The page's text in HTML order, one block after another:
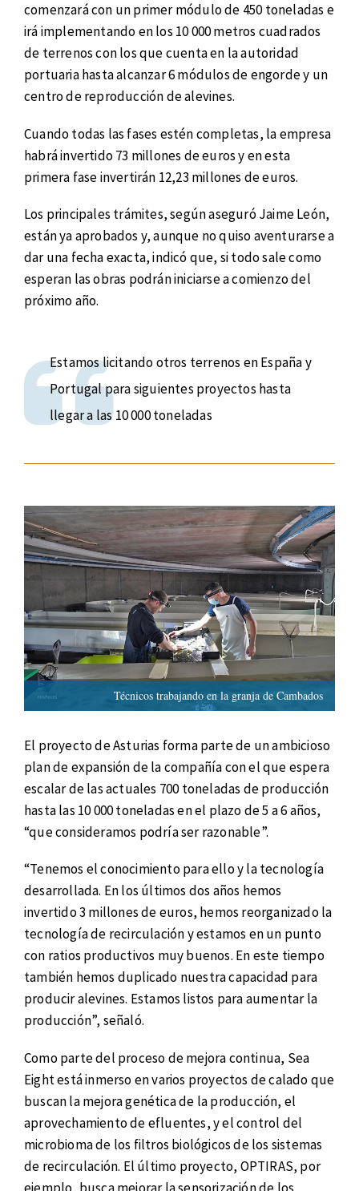
comenzará con un primer módulo de 450 toneladas e
irá implementando en los 10 000 metros cuadrados
de terrenos con los que cuenta en la autoridad
portuaria hasta alcanzar 6 módulos de engorde y un
centro de reproducción de alevines.
Cuando todas las fases estén completas, la empresa
habrá invertido 73 millones de euros y en esta
primera fase invertirán 12,23 millones de euros.
Los principales trámites, según aseguró Jaime León,
están ya aprobados y, aunque no quiso aventurarse a
dar una fecha exacta, indicó que, si todo sale como
esperan las obras podrán iniciarse a comienzo del
próximo año.
Estamos licitando otros terrenos en España y
Portugal para siguientes proyectos hasta
llegar a las 10 000 toneladas
Técnicos trabajando en la granja de Cambados
El proyecto de Asturias forma parte de un ambicioso
plan de expansión de la compañía con el que espera
escalar de las actuales 700 toneladas de producción
hasta las 10 000 toneladas en el plazo de 5 a 6 años,
“que consideramos podría ser razonable”.
“Tenemos el conocimiento para ello y la tecnología
desarrollada. En los últimos dos años hemos
invertido 3 millones de euros, hemos reorganizado la
tecnología de recirculación y estamos en un punto
con ratios productivos muy buenos. En este tiempo
también hemos duplicado nuestra capacidad para
producir alevines. Estamos listos para aumentar la
producción”, señaló.
Como parte del proceso de mejora continua, Sea
Eight está inmerso en varios proyectos de calado que
buscan la mejora genética de la producción, el
aprovechamiento de efluentes, y el control del
microbioma de los filtros biológicos de los sistemas
de recirculación. El último proyecto, OPTIRAS, por